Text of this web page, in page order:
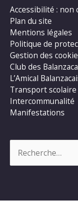
Accessibilité : non
Plan du site
Mentions légales
Politique de
Gestion des
Club des
L’Amical
Transport scolaire
Intercommunalité
Manifestations